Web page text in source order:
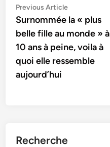
Navigation
de
l’article
Previous ArticlePrevious
article:
Surnommée la « plus
belle fille au monde » à
10 ans à peine, voila à
quoi elle ressemble
aujourd’hui
Recherche